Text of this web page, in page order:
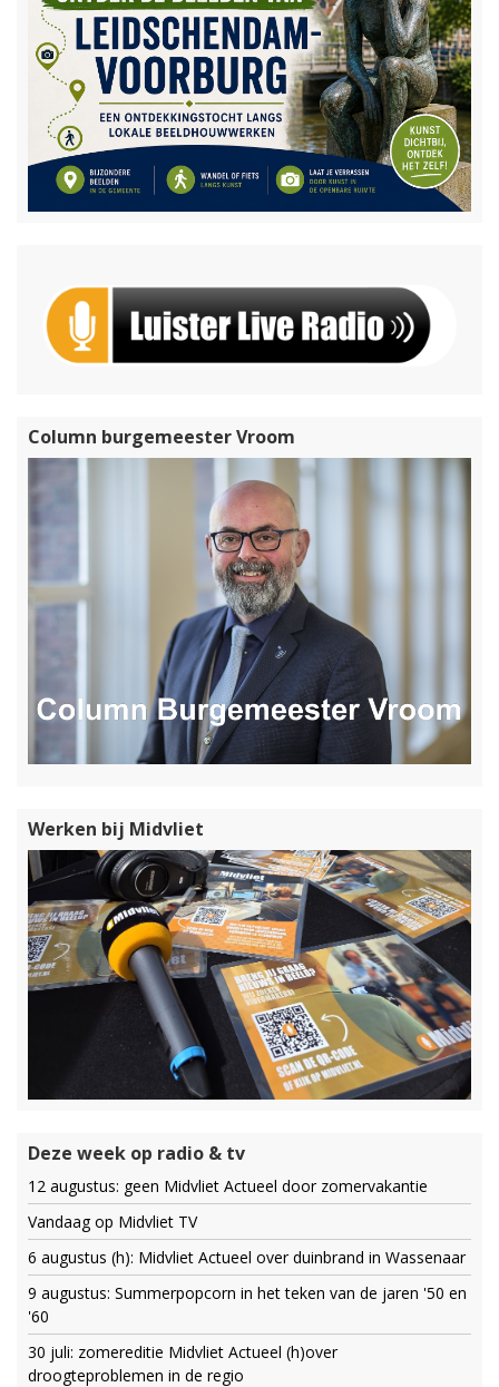
Column burgemeester Vroom
Werken bij Midvliet
Deze week op radio & tv
12 augustus: geen Midvliet Actueel door zomervakantie
Vandaag op Midvliet TV
6 augustus (h): Midvliet Actueel over duinbrand in Wassenaar
9 augustus: Summerpopcorn in het teken van de jaren '50 en
'60
30 juli: zomereditie Midvliet Actueel (h)over
droogteproblemen in de regio